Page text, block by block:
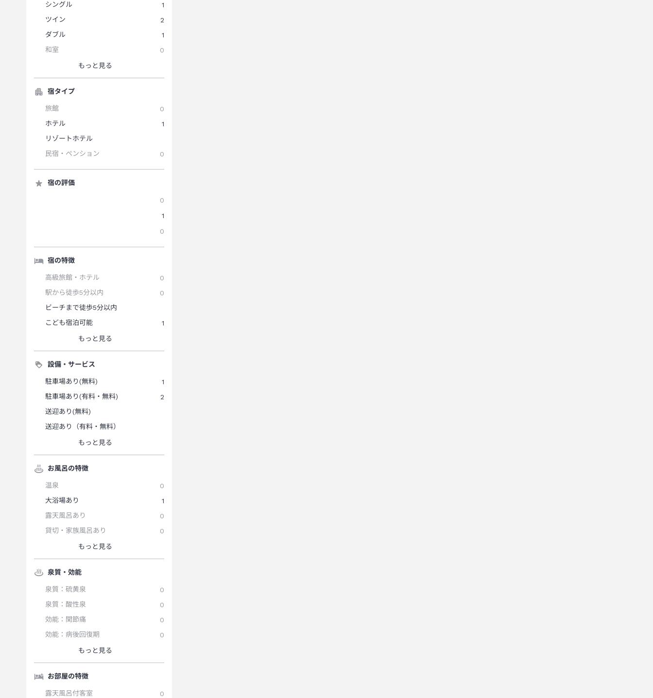
シングル
1
ツイン
2
ダブル
1
和室
0
もっと見る
宿タイプ
旅館
0
ホテル
1
リゾートホテル
民宿・ペンション
0
宿の評価
0
1
0
宿の特徴
高級旅館・ホテル
0
駅から徒歩5分以内
0
ビーチまで徒歩5分以内
こども宿泊可能
1
もっと見る
設備・サービス
駐車場あり(無料)
1
駐車場あり(有料・無料)
2
送迎あり(無料)
送迎あり（有料・無料）
もっと見る
お風呂の特徴
温泉
0
大浴場あり
1
露天風呂あり
0
貸切・家族風呂あり
0
もっと見る
泉質・効能
泉質：硫黄泉
0
泉質：酸性泉
0
効能：関節痛
0
効能：病後回復期
0
もっと見る
お部屋の特徴
露天風呂付客室 0